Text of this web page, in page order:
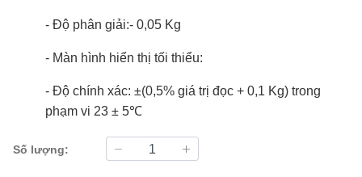
- Độ phân giải:- 0,05 Kg
- Màn hình hiển thị tối thiểu:
- Độ chính xác: ±(0,5% giá trị đọc + 0,1 Kg) trong
phạm vi 23 ± 5℃
Số lượng: